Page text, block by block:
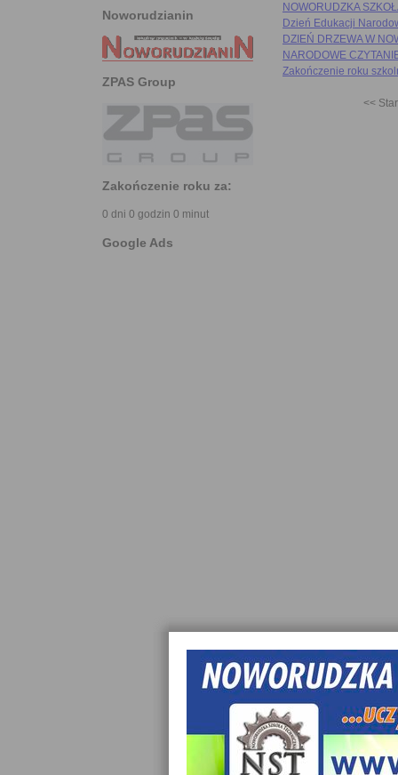
Noworudzianin
ZPAS Group
Zakończenie roku za:
0 dni 0 godzin 0 minut
Google Ads
NOWORUDZKA
Dzień Edukacji
DZIEŃ DRZEWA W
NARODOWE
Zakończenie roku
<<